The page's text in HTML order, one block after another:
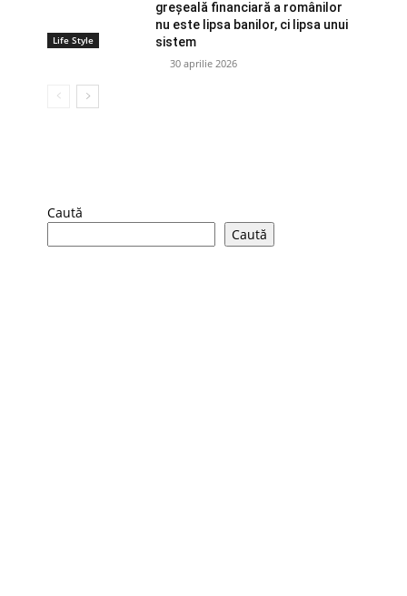
Life Style
greșeală financiară a românilor
nu este lipsa banilor, ci lipsa unui
sistem
30 aprilie 2026
Caută
Caută